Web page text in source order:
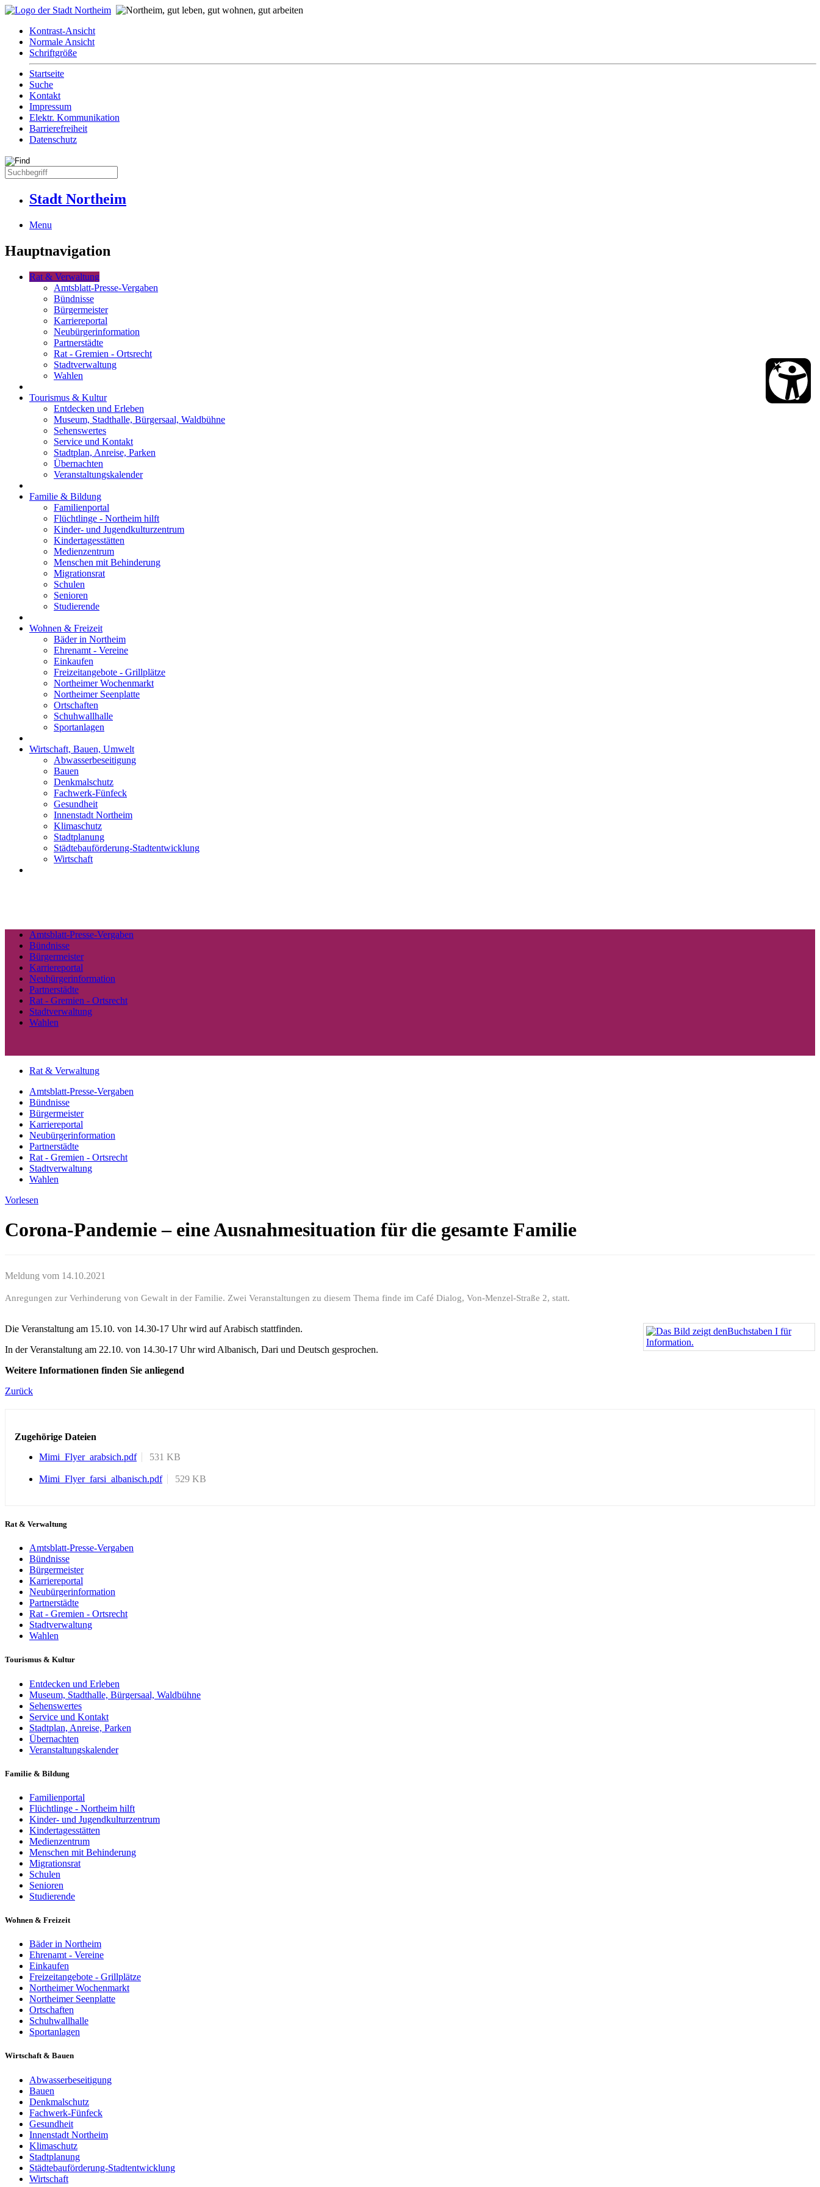
Kontrast-Ansicht
Normale Ansicht
Schriftgröße
Startseite
Suche
Kontakt
Impressum
Elektr. Kommunikation
Barrierefreiheit
Datenschutz
Stadt Northeim
Menu
Hauptnavigation
Rat & Verwaltung
Amtsblatt-Presse-Vergaben
Bündnisse
Bürgermeister
Karriereportal
Neubürgerinformation
Partnerstädte
Rat - Gremien - Ortsrecht
Stadtverwaltung
Wahlen
Tourismus & Kultur
Entdecken und Erleben
Museum, Stadthalle, Bürgersaal, Waldbühne
Sehenswertes
Service und Kontakt
Stadtplan, Anreise, Parken
Übernachten
Veranstaltungskalender
Familie & Bildung
Familienportal
Flüchtlinge - Northeim hilft
Kinder- und Jugendkulturzentrum
Kindertagesstätten
Medienzentrum
Menschen mit Behinderung
Migrationsrat
Schulen
Senioren
Studierende
Wohnen & Freizeit
Bäder in Northeim
Ehrenamt - Vereine
Einkaufen
Freizeitangebote - Grillplätze
Northeimer Wochenmarkt
Northeimer Seenplatte
Ortschaften
Schuhwallhalle
Sportanlagen
Wirtschaft, Bauen, Umwelt
Abwasserbeseitigung
Bauen
Denkmalschutz
Fachwerk-Fünfeck
Gesundheit
Innenstadt Northeim
Klimaschutz
Stadtplanung
Städtebauförderung-Stadtentwicklung
Wirtschaft
Amtsblatt-Presse-Vergaben
Bündnisse
Bürgermeister
Karriereportal
Neubürgerinformation
Partnerstädte
Rat - Gremien - Ortsrecht
Stadtverwaltung
Wahlen
Rat & Verwaltung
Amtsblatt-Presse-Vergaben
Bündnisse
Bürgermeister
Karriereportal
Neubürgerinformation
Partnerstädte
Rat - Gremien - Ortsrecht
Stadtverwaltung
Wahlen
Vorlesen
Corona-Pandemie – eine Ausnahmesituation für die gesamte Familie
Meldung vom 14.10.2021
Anregungen zur Verhinderung von Gewalt in der Familie. Zwei Veranstaltungen zu diesem Thema finde im Café Dialog, Von-Menzel-Straße 2, statt.
Die Veranstaltung am 15.10. von 14.30-17 Uhr wird auf Arabisch stattfinden.
In der Veranstaltung am 22.10. von 14.30-17 Uhr wird Albanisch, Dari und Deutsch gesprochen.
Weitere Informationen finden Sie anliegend
Zurück
Zugehörige Dateien
Mimi_Flyer_arabsich.pdf
531 KB
Mimi_Flyer_farsi_albanisch.pdf 529 KB
Rat & Verwaltung
Amtsblatt-Presse-Vergaben
Bündnisse
Bürgermeister
Karriereportal
Neubürgerinformation
Partnerstädte
Rat - Gremien - Ortsrecht
Stadtverwaltung
Wahlen
Tourismus & Kultur
Entdecken und Erleben
Museum, Stadthalle, Bürgersaal, Waldbühne
Sehenswertes
Service und Kontakt
Stadtplan, Anreise, Parken
Übernachten
Veranstaltungskalender
Familie & Bildung
Familienportal
Flüchtlinge - Northeim hilft
Kinder- und Jugendkulturzentrum
Kindertagesstätten
Medienzentrum
Menschen mit Behinderung
Migrationsrat
Schulen
Senioren
Studierende
Wohnen & Freizeit
Bäder in Northeim
Ehrenamt - Vereine
Einkaufen
Freizeitangebote - Grillplätze
Northeimer Wochenmarkt
Northeimer Seenplatte
Ortschaften
Schuhwallhalle
Sportanlagen
Wirtschaft & Bauen
Abwasserbeseitigung
Bauen
Denkmalschutz
Fachwerk-Fünfeck
Gesundheit
Innenstadt Northeim
Klimaschutz
Stadtplanung
Städtebauförderung-Stadtentwicklung
Wirtschaft